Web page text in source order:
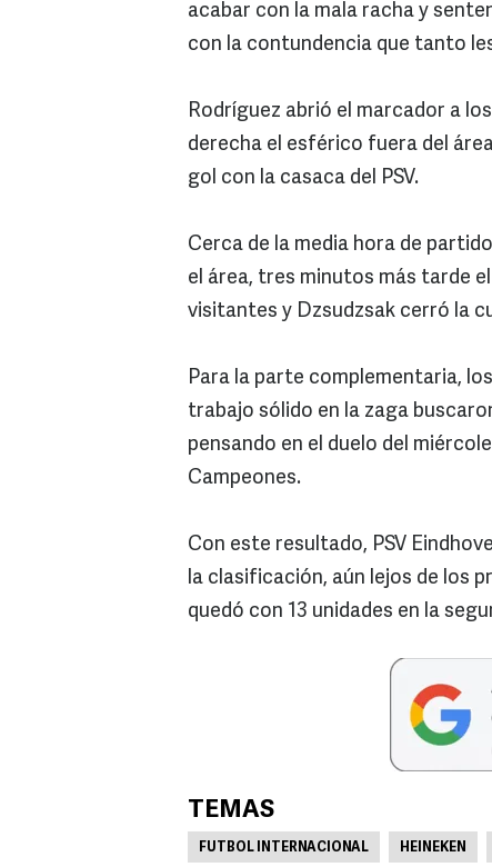
acabar con la mala racha y
con la contundencia que tanto
Rodríguez abrió el marcador a
derecha el esférico fuera del
gol con la casaca del PSV.
Cerca de la media hora de
el área, tres minutos más tarde
visitantes y Dzsudzsak cerró la
Para la parte complementaria,
trabajo sólido en la zaga
pensando en el duelo del
Campeones.
Con este resultado, PSV
la clasificación, aún lejos de los
quedó con 13 unidades en la
TEMAS
FUTBOL INTERNACIONAL HEINEKEN